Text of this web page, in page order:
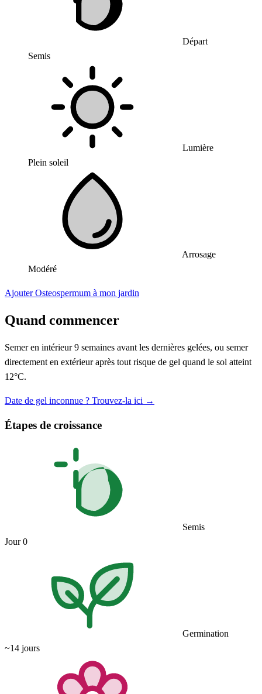
Départ
Semis
Lumière
Plein soleil
Arrosage
Modéré
Ajouter Osteospermum à mon jardin
Quand commencer
Semer en intérieur 9 semaines avant les dernières gelées, ou semer
directement en extérieur après tout risque de gel quand le sol atteint
12°C.
Date de gel inconnue ? Trouvez-la ici →
Étapes de croissance
Semis
Jour 0
Germination
~14 jours